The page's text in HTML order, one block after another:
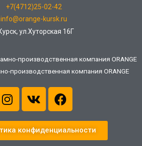
+7(4712)25-02-42
info@orange-kursk.ru
ул.Хуторская 16Г
производственная компания ORANGE
производственная компания ORANGE
конфиденциальности